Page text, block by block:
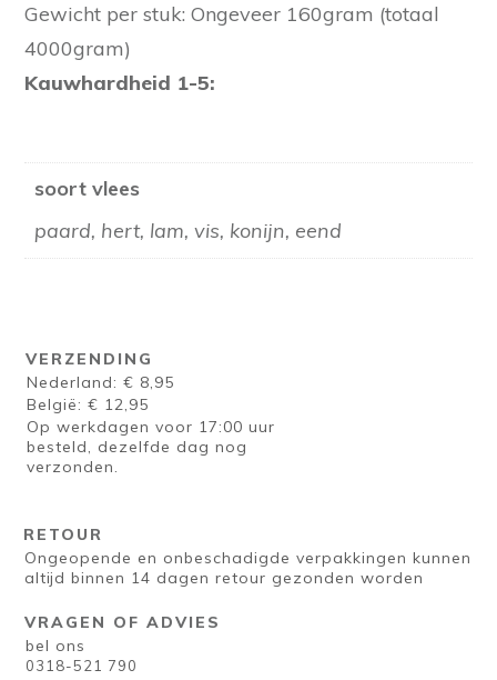
Gewicht per stuk: Ongeveer 160gram (totaal
4000gram)
Kauwhardheid 1-5:
soort vlees
paard, hert, lam, vis, konijn, eend
VERZENDING
Nederland: € 8,95
België: € 12,95
Op werkdagen voor 17:00 uur
besteld, dezelfde dag nog
verzonden.
RETOUR
Ongeopende en onbeschadigde verpakkingen kunnen
altijd binnen 14 dagen retour gezonden worden
VRAGEN OF ADVIES
bel ons
0318-521 790